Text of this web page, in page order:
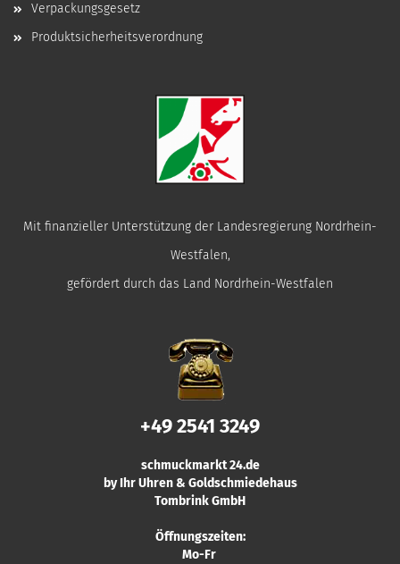
Verpackungsgesetz
Produktsicherheitsverordnung
Mit finanzieller Unterstützung der Landesregierung Nordrhein-
Westfalen,
gefördert durch das Land Nordrhein-Westfalen
+49 2541 3249
schmuckmarkt 24.de
by Ihr Uhren & Goldschmiedehaus
Tombrink GmbH
Öffnungszeiten:
Mo-Fr